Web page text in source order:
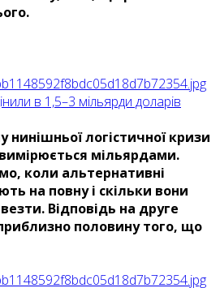
в 1,5–3 мільярди доларів
нинішньої логістичної кризи
мільярдами.
коли альтернативні
на повну і скільки вони
Відповідь на друге
половину того, що